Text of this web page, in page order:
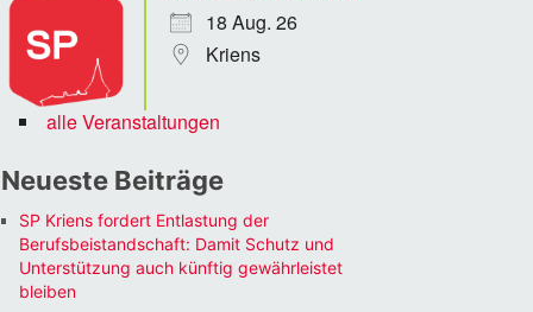
18 Aug. 26
Kriens
alle Veranstaltungen
Neueste Beiträge
SP Kriens fordert Entlastung der
Berufsbeistandschaft: Damit Schutz und
Unterstützung auch künftig gewährleistet
bleiben